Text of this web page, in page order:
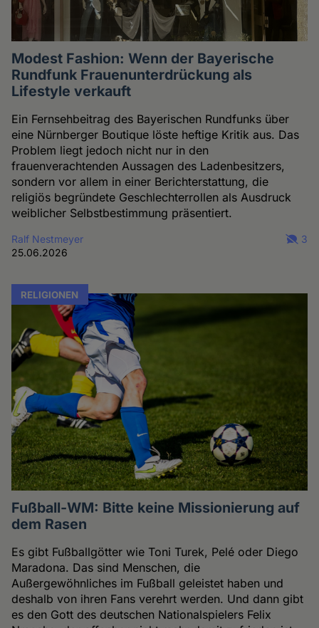
Modest Fashion: Wenn der Bayerische
Rundfunk Frauenunterdrückung als
Lifestyle verkauft
Ein Fernsehbeitrag des Bayerischen Rundfunks über
eine Nürnberger Boutique löste heftige Kritik aus. Das
Problem liegt jedoch nicht nur in den
frauenverachtenden Aussagen des Ladenbesitzers,
sondern vor allem in einer Berichterstattung, die
religiös begründete Geschlechterrollen als Ausdruck
weiblicher Selbstbestimmung präsentiert.
Ralf Nestmeyer
25.06.2026
3
RELIGIONEN
Fußball-WM: Bitte keine Missionierung auf
dem Rasen
Es gibt Fußballgötter wie Toni Turek, Pelé oder Diego
Maradona. Das sind Menschen, die
Außergewöhnliches im Fußball geleistet haben und
deshalb von ihren Fans verehrt werden. Und dann gibt
es den Gott des deutschen Nationalspielers Felix